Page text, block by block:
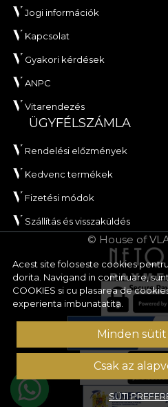
Acest site foloseste cookies
dorita. Navigand in continuare,
COOKIES si cu plasarea de
experienta imbunatatita.
Minden
Csak az
SÜTI
Jogi információk
Kapcsolat
Gyakori kérdések
ANPC
Vitarendezés
ÜGYFÉLSZÁMLA
Rendelési előzmények
Kedvenc termékek
Fizetési módok
Szállítás és visszaküldés
© House of